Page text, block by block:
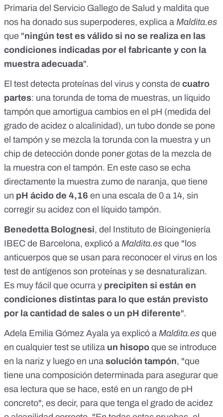
Primaria del Servicio Gallego de Salud y maldita que
nos ha donado sus superpoderes, explica a Maldita.es
que "ningún test es válido si no se realiza en las
condiciones indicadas por el fabricante y con la
muestra adecuada".
El test detecta proteínas del virus y consta de cuatro
partes: una torunda de toma de muestras, un líquido
tampón que amortigua cambios en el pH (medida del
grado de acidez o alcalinidad), un tubo donde se pone
el tampón y se mezcla la torunda con la muestra y un
chip de detección donde poner gotas de la mezcla de
la muestra con el tampón. En este caso se echa
directamente la muestra zumo de naranja, que tiene
un pH ácido de 4,16 en una escala de 0 a 14, sin
corregir su acidez con el líquido tampón.
Benedetta Bolognesi, del Instituto de Bioingeniería
IBEC de Barcelona, explicó a Maldita.es que "los
anticuerpos que se usan para reconocer el virus en los
test de antígenos son proteínas y se desnaturalizan.
Es muy fácil que ocurra y precipiten si están en
condiciones distintas para lo que están previsto
por la cantidad de sales o un pH diferente".
Adela Emilia Gómez Ayala ya explicó a Maldita.es que
en cualquier test se utiliza un hisopo que se introduce
en la nariz y luego en una solución tampón, "que
tiene una composición determinada para asegurar que
esa lectura que se hace, esté en un rango de pH
concreto", es decir, para que tenga el grado de acidez